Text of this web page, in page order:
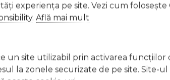
experiența pe site. Vezi cum folosește
. Află mai mult
un site utilizabil prin activarea funcţiilor
la zonele securizate de pe site. Site-ul